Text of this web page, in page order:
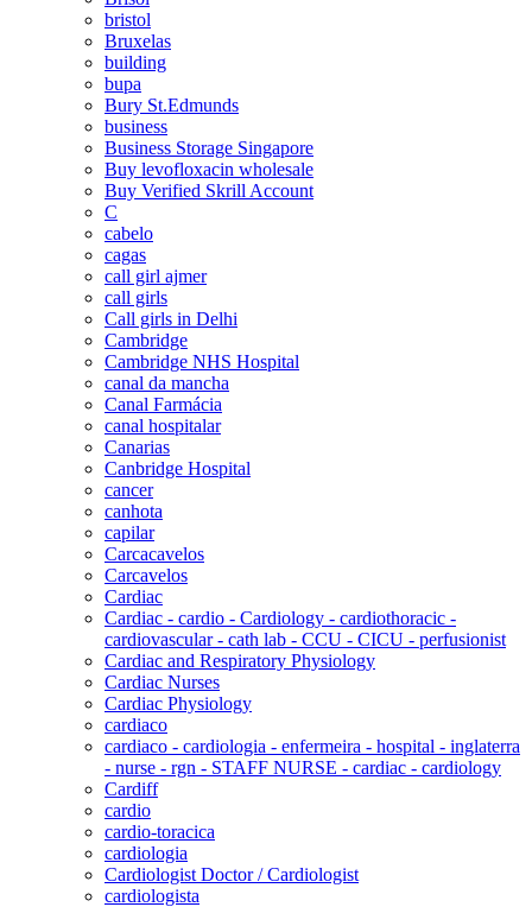
bristol
Bruxelas
building
bupa
Bury St.Edmunds
business
Business Storage Singapore
Buy levofloxacin wholesale
Buy Verified Skrill Account
C
cabelo
cagas
call girl ajmer
call girls
Call girls in Delhi
Cambridge
Cambridge NHS Hospital
canal da mancha
Canal Farmácia
canal hospitalar
Canarias
Canbridge Hospital
cancer
canhota
capilar
Carcacavelos
Carcavelos
Cardiac
Cardiac - cardio - Cardiology - cardiothoracic -
cardiovascular - cath lab - CCU - CICU - perfusionist
Cardiac and Respiratory Physiology
Cardiac Nurses
Cardiac Physiology
cardiaco
cardiaco - cardiologia - enfermeira - hospital - inglaterra
- nurse - rgn - STAFF NURSE - cardiac - cardiology
Cardiff
cardio
cardio-toracica
cardiologia
Cardiologist Doctor / Cardiologist
cardiologista